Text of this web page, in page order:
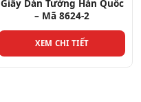
Giấy Dán Tường Hàn Quốc
– Mã 8610-1
XEM CHI TIẾT